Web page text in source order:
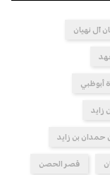
آل نهيان
أبوظبي
زايد
حمدان بن زايد
قصر الحصن